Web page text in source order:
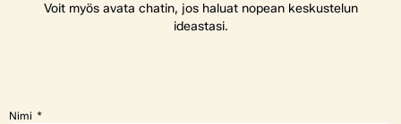
Voit myös avata chatin, jos haluat nopean keskustelun
ideastasi.
Nimi